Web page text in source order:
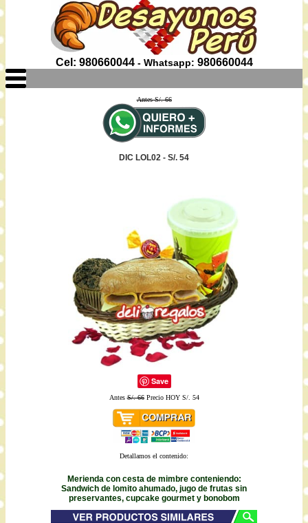
Cel: 980660044- Whatsapp: 980660044
Antes S/. 66
DIC LOL02 - S/. 54
Save
AntesS/. 66Precio HOY S/. 54
Detallamos el contenido:
Merienda con cesta de mimbre conteniendo:
Sandwich de lomito ahumado, jugo de frutas sin
preservantes, cupcake gourmet y bonobom